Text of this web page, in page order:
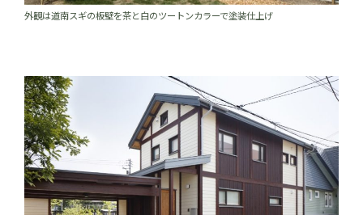
外観は道南スギの板壁を茶と白のツートンカラーで塗装仕上げ